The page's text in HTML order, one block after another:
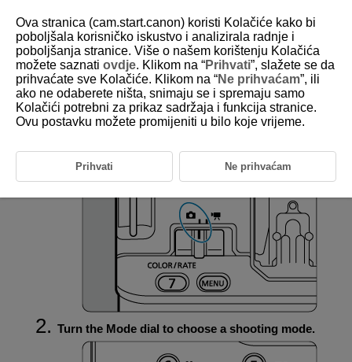
D388-042
Setting the Shooting Mode
Turn the Mode dial to choose a shooting mode.
Ova stranica (cam.start.canon) koristi Kolačiće kako bi
poboljšala korisničko iskustvo i analizirala radnje i
poboljšanja stranice. Više o našem korištenju Kolačića
možete saznati ovdje. Klikom na “Prihvati”, slažete se da
prihvaćate sve Kolačiće. Klikom na “Ne prihvaćam”, ili
ako ne odaberete ništa, snimaju se i spremaju samo
Kolačići potrebni za prikaz sadržaja i funkcija stranice.
Ovu postavku možete promijeniti u bilo koje vrijeme.
Prihvati Ne prihvaćam